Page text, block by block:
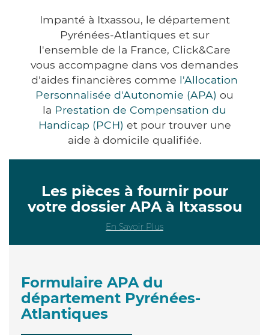
Impanté à Itxassou, le département
Pyrénées-Atlantiques et sur
l'ensemble de la France, Click&Care
vous accompagne dans vos demandes
d'aides financières comme l'Allocation
Personnalisée d'Autonomie (APA) ou
la Prestation de Compensation du
Handicap (PCH) et pour trouver une
aide à domicile qualifiée.
Les pièces à fournir pour
votre dossier APA à Itxassou
En Savoir Plus
Formulaire APA du
département Pyrénées-
Atlantiques